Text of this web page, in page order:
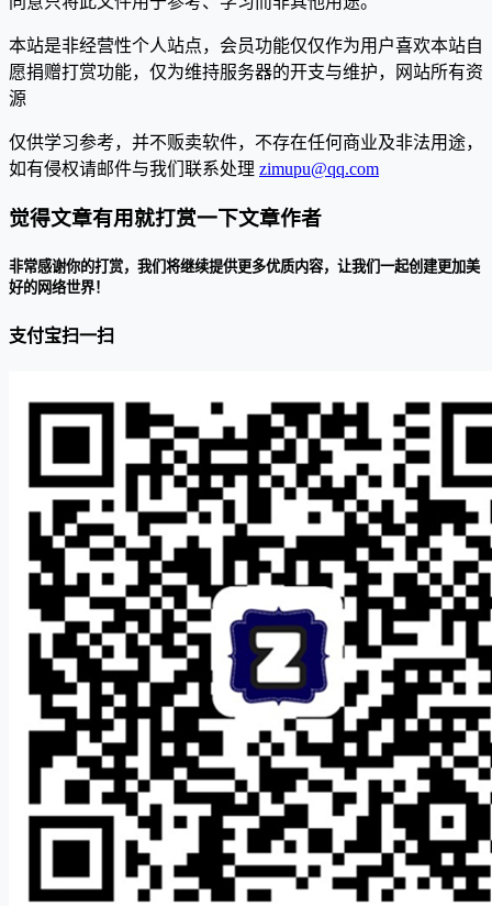
本站是非经营性个人站点，会员功能仅仅作为用户喜欢本站自
愿捐赠打赏功能，仅为维持服务器的开支与维护，网站所有资
源
仅供学习参考，并不贩卖软件，不存在任何商业及非法用途，
如有侵权请邮件与我们联系处理 zimupu@qq.com
觉得文章有用就打赏一下文章作者
非常感谢你的打赏，我们将继续提供更多优质内容，让我们一起创建更加美
好的网络世界！
支付宝扫一扫